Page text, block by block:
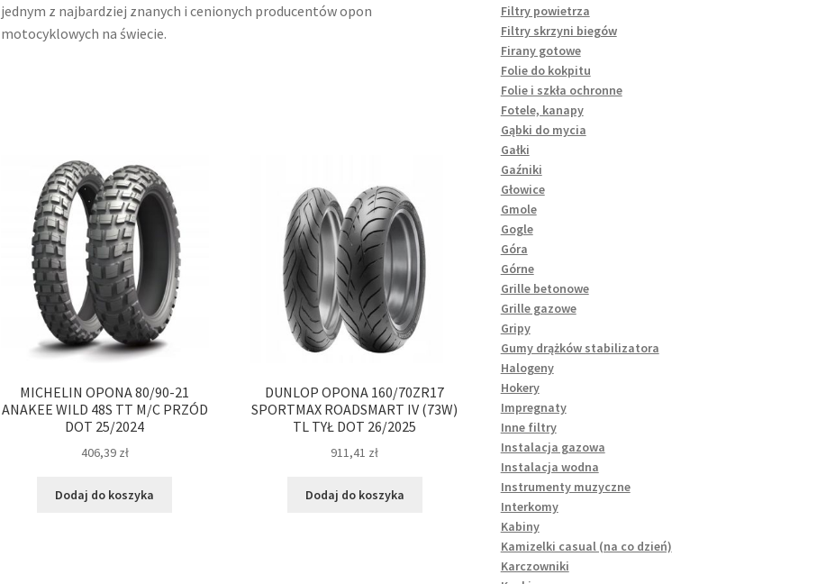
jednym z najbardziej znanych i cenionych producentów opon
motocyklowych na świecie.
MICHELIN OPONA 80/90-21
ANAKEE WILD 48S TT M/C PRZÓD
DOT 25/2024
406,39 zł
Dodaj do koszyka
DUNLOP OPONA 160/70ZR17
SPORTMAX ROADSMART IV (73W)
TL TYŁ DOT 26/2025
911,41 zł
Dodaj do koszyka
Filtry powietrza
Filtry skrzyni biegów
Firany gotowe
Folie do kokpitu
Folie i szkła ochronne
Fotele, kanapy
Gąbki do mycia
Gałki
Gaźniki
Głowice
Gmole
Gogle
Góra
Górne
Grille betonowe
Grille gazowe
Gripy
Gumy drążków stabilizatora
Halogeny
Hokery
Impregnaty
Inne filtry
Instalacja gazowa
Instalacja wodna
Instrumenty muzyczne
Interkomy
Kabiny
Kamizelki casual (na co dzień)
Karczowniki